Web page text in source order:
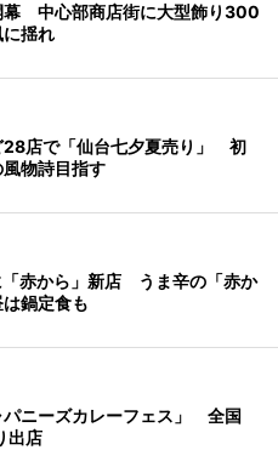
幕 中心部商店街に大型飾り300
揺れ
28店で「仙台七夕夏売り」 初
物詩目指す
赤から」新店 うま辛の「赤か
鍋定食も
パニーズカレーフェス」 全国
出店